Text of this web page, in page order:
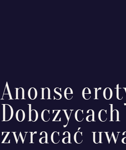
Anonse
zwracać